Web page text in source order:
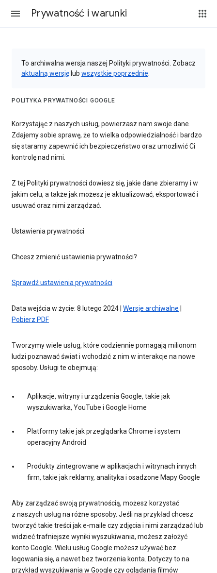
Prywatność i warunki
To archiwalna wersja naszej Polityki prywatności. Zobacz
aktualną wersję lub wszystkie poprzednie
POLITYKA PRYWATNOŚCI GOOGLE
Korzystając z naszych usług, powierzasz nam swoje dane.
Zdajemy sobie sprawę, że to wielka odpowiedzialność i bardzo
się staramy zapewnić ich bezpieczeństwo oraz umożliwić Ci
kontrolę nad nimi.
Z tej Polityki prywatności dowiesz się, jakie dane zbieramy i w
jakim celu, a także jak możesz je aktualizować, eksportować i
usuwać oraz nimi zarządzać.
Ustawienia prywatności
Chcesz zmienić ustawienia prywatności?
Sprawdź ustawienia prywatności
Data wejścia w życie: 8 lutego 2024 | Wersje archiwalne
Pobierz PDF
Tworzymy wiele usług, które codziennie pomagają milionom
ludzi poznawać świat i wchodzić z nim w interakcje na nowe
sposoby. Usługi te obejmują:
Aplikacje, witryny i urządzenia Google, takie jak
wyszukiwarka, YouTube i Google Home
Platformy takie jak przeglądarka Chrome i system
operacyjny Android
Produkty zintegrowane w aplikacjach i witrynach innych
firm, takie jak reklamy, analityka i osadzone Mapy Google
Aby zarządzać swoją prywatnością, możesz korzystać
z naszych usług na różne sposoby. Jeśli na przykład chcesz
tworzyć takie treści jak e-maile czy zdjęcia i nimi zarządzać lub
widzieć trafniejsze wyniki wyszukiwania, możesz założyć
konto Google. Wielu usług Google możesz używać bez
logowania się, a nawet bez tworzenia konta. Dotyczy to na
przykład wyszukiwania w Google czy oglądania filmów